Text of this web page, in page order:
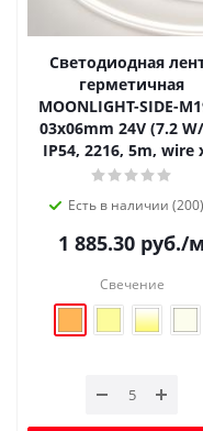
Светодиодная
герметичная
MOONLIGHT-SIDE-
03x06mm 24V (7.2
IP54, 2216, 5m, wire
Есть в наличии (200)
1 885.30 руб./м
Свечение